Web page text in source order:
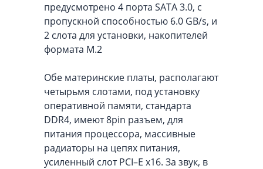
предусмотрено 4 порта SATA 3.0, с
пропускной способностью 6.0 GB/s, и
2 слота для установки, накопителей
формата M.2
Обе материнские платы, располагают
четырьмя слотами, под установку
оперативной памяти, стандарта
DDR4, имеют 8pin разъем, для
питания процессора, массивные
радиаторы на цепях питания,
усиленный слот PCI–E x16. За звук, в